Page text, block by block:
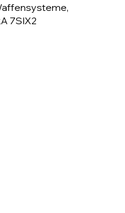
7SIX2